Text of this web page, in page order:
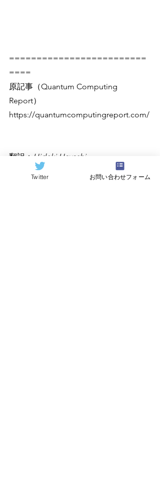
=========================
====
原記事（Quantum Computing
Report）
https://quantumcomputingreport.com/
翻訳： Hideki Hayashi
Twitter お問い合わせフォーム